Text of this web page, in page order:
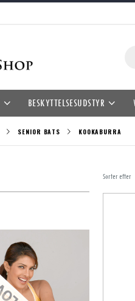
BESKYTTELSESUDSTYR
SENIOR BATS KOOKABURRA
Sorter efter